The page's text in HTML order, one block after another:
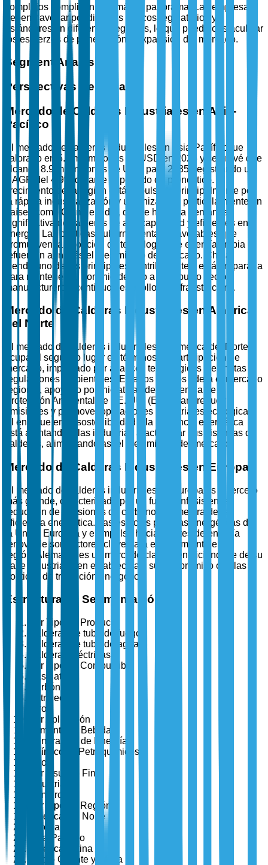
complejos complican aún más el panorama. Las empresas
deben navegar por diversos marcos regulatorios y
estándares en diferentes regiones, lo que puede obstaculizar
los esfuerzos de penetración y expansión del mercado.
Segment Analysis
Perspectivas Regionales
Mercado de Calderas Industriales en Asia-
Pacífico
El mercado de calderas industriales en Asia-Pacífico fue
valorado en 5.5 mil millones de USD en 2025 y se prevé que
alcance 8.9 mil millones de USD para 2035, registrando un
CAGR del 4.9% durante el período de pronóstico. El
crecimiento de la región está impulsado principalmente por
la rápida industrialización y urbanización, particularmente en
países como China e India, donde hay una demanda
significativa de calderas de alta capacidad y eficientes en
energía. Las políticas gubernamentales favorables que
promueven la adopción de tecnologías de energía limpia
refuerzan aún más el crecimiento del mercado. China,
siendo uno de los principales contribuyentes, está preparada
para mantener su dominio debido a su robusto sector
manufacturero y continuo desarrollo de infraestructura.
Mercado de Calderas Industriales en América
del Norte
El mercado de calderas industriales en América del Norte
ocupa el segundo lugar en términos de participación de
mercado, impulsado por avances tecnológicos y estrictas
regulaciones ambientales. Estados Unidos lidera el mercado
regional, apoyado por iniciativas de la Agencia de
Protección Ambiental de EE. UU. (EPA) para reducir
emisiones y promover operaciones industriales ecológicas.
El enfoque en la sostenibilidad y la eficiencia energética
está alentando a las industrias a actualizar sus sistemas de
calderas, alimentando así el crecimiento del mercado.
Mercado de Calderas Industriales en Europa
El mercado de calderas industriales en Europa es el tercero
más grande, caracterizado por un fuerte énfasis en la
reducción de emisiones de carbono y la mejora de la
eficiencia energética. Las estrictas políticas energéticas de
la Unión Europea y el impulso hacia fuentes de energía
renovable son factores clave para el crecimiento en la
región. Alemania es un mercado clave, beneficiándose de su
base industrial bien establecida y su compromiso con las
políticas de transición energética.
Estructura de Segmentación
Por Tipo de Producto
Calderas de tubo de fuego
Calderas de tubo de agua
Calderas eléctricas
Por Tipo de Combustible
Gas natural
Carbón
Petróleo
Otros
Por Aplicación
Alimentos y Bebidas
Generación de Energía
Químicos y Petroquímicos
Otros
Por Usuario Final
Industrial
Comercial
Por Tipo de Región
América del Norte
Europa
Asia-Pacífico
América Latina
Medio Oriente y África